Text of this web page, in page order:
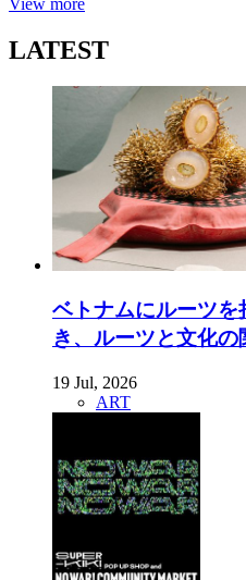
LATEST
ベトナムにルーツ
き、ルーツと文化
19 Jul, 2026
ART